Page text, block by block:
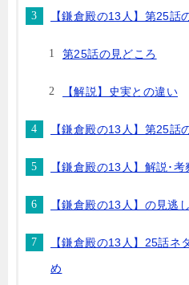
【鎌倉殿の13人】第25話
第25話の見どころ
【解説】史実との違い
【鎌倉殿の13人】第25話
【鎌倉殿の13人】解説･
【鎌倉殿の13人】の見逃
【鎌倉殿の13人】25話ネ
め